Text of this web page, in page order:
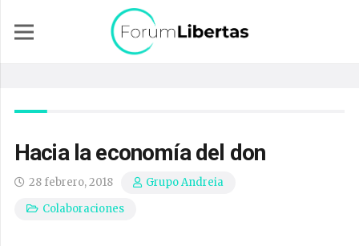
Hacia la economía del don
28 febrero, 2018
Grupo Andreia
Colaboraciones